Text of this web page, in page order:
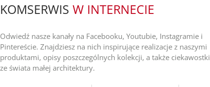
KOMSERWIS W INTERNECIE
Odwiedź nasze kanały na Facebooku, Youtubie, Instagramie i
Pintereście. Znajdziesz na nich inspirujące realizacje z naszymi
produktami, opisy poszczególnych kolekcji, a także ciekawostki
ze świata małej architektury.